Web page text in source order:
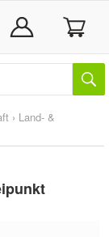
› Land- &